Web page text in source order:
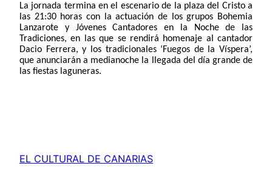
La jornada termina en el escenario de la plaza del Cristo a
las 21:30 horas con la actuación de los grupos Bohemia
Lanzarote y Jóvenes Cantadores en la Noche de las
Tradiciones, en las que se rendirá homenaje al cantador
Dacio Ferrera, y los tradicionales ‘Fuegos de la Víspera’,
que anunciarán a medianoche la llegada del día grande de
las fiestas laguneras.
EL CULTURAL DE CANARIAS